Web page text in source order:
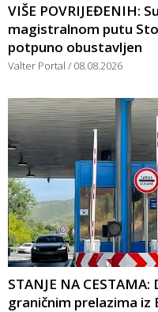
VIŠE POVRIJEĐENIH:
magistralnom putu
potpuno obustavljen
Valter Portal 08.08.2026
STANJE NA
graničnim prelazima iz